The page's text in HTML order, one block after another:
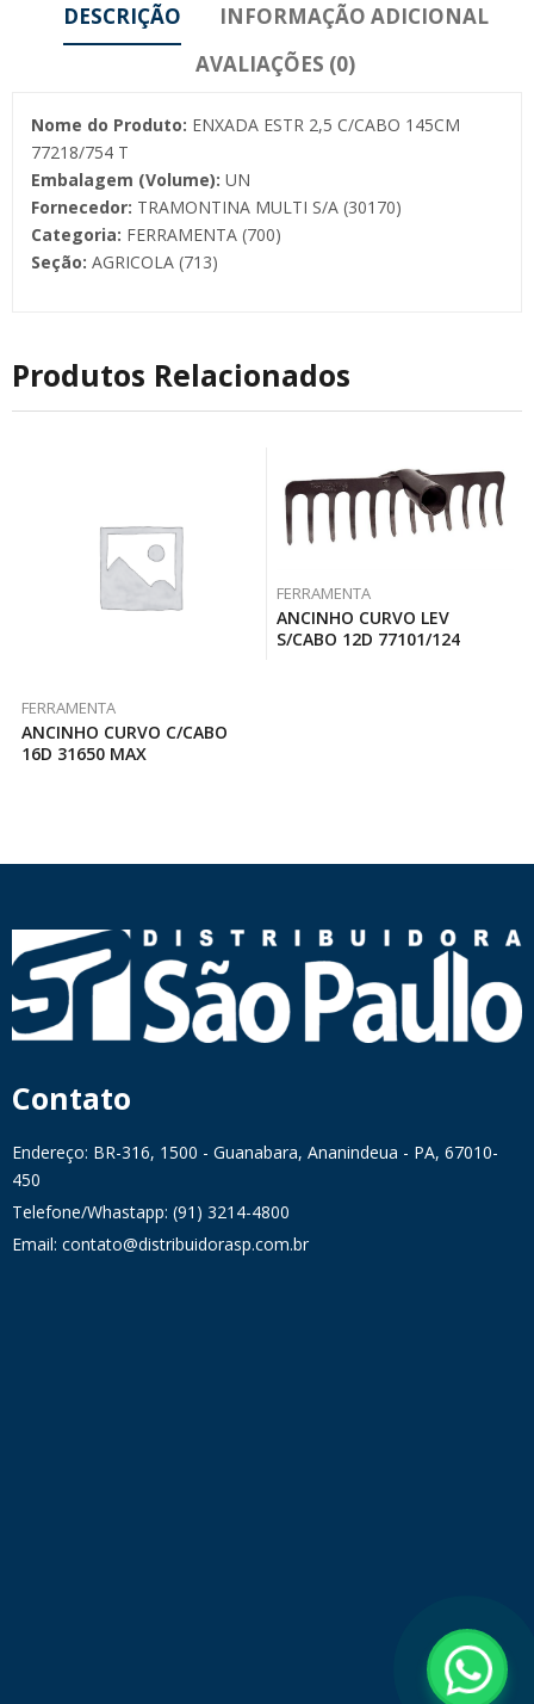
DESCRIÇÃO
INFORMAÇÃO ADICIONAL
AVALIAÇÕES (0)
Nome do Produto: ENXADA ESTR 2,5 C/CABO 145CM
77218/754 T
Embalagem (Volume): UN
Fornecedor: TRAMONTINA MULTI S/A (30170)
Categoria: FERRAMENTA (700)
Seção: AGRICOLA (713)
Produtos Relacionados
FERRAMENTA
ANCINHO CURVO C/CABO
16D 31650 MAX
FERRAMENTA
ANCINHO CURVO LEV
S/CABO 12D 77101/124
Contato
Endereço: BR-316, 1500 - Guanabara, Ananindeua - PA, 67010-
450
Telefone/Whastapp: (91) 3214-4800
Email: contato@distribuidorasp.com.br